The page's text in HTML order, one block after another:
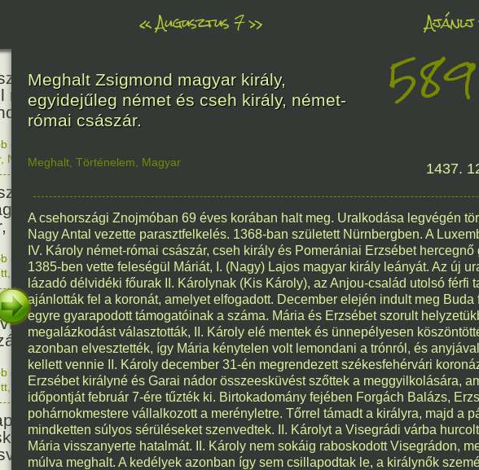
«Augusztus 7» Ajánlj
Báthori Erzsébet,
rémséges és kegyetlen
éltek.
466 éve
olvasom
, Nő Történelem
Kondor Gusztáv
matematikus, egyetemi
akadémikus.
201éve
olvasom|Nincs hozzászólás, szólj hozzá!
Technika,Magyar 1825. 08. 07.
Mata Hari, a híres
táncosnő,
és kém.
150éve
olvasom| Nincs hozzászólás, szólj hozzá!
Történelem, Nő 1876. 08. 07.
megszületett Szalmás
zenetanárnő, zeneszerző,
128éve
Meghalt Zsigmond magyar király,
egyidejűleg német és cseh király, német-
római császár.
589
Meghalt Történelem Magyar 1437.
A csehországi Znojmóban 69 éves korában halt meg. Uralkodása legvégén
Nagy Antal vezette parasztfelkelés. 1368-ban született Nürnbergben. A
IV. Károly német-római császár, cseh király és Pomerániai Erzsébet hercegnő
1385-ben vette feleségül Máriát, I. (Nagy) Lajos magyar király leányát. Az új
lázadó délvidéki főurak II. Károlynak (Kis Károly), az Anjou-család utolsó férfi
ajánlották fel a koronát, amelyet elfogadott. December elején indult meg Buda
egyre gyarapodott támogatóinak a száma. Mária és Erzsébet szorult
megalázkodást választották, II. Károly elé mentek és ünnepélyesen
azonban elvesztették, így Mária kénytelen volt lemondani a trónról, és
kellett vennie II. Károly december 31-én megrendezett székesfehérvári
Erzsébet királyné és Garai nádor összeesküvést szőttek a meggyilkolására,
időpontját február 7-ére tűzték ki. Birtokadomány fejében Forgách Balázs,
pohárnokmestere vállalkozott a merényletre. Tőrrel támadt a királyra, majd a
mindketten súlyos sérüléseket szenvedtek. II. Károlyt a Visegrádi várba
Mária visszanyerte hatalmát. II. Károly nem sokáig raboskodott Visegrádon,
múlva meghalt. A kedélyek azonban így sem csillapodtak le, a királynők